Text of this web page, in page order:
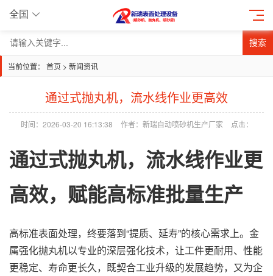
全国
搜索
当前位置： 首页 > 新闻资讯
通过式抛丸机，流水线作业更高效
时间：2026-03-20 16:13:38 作者：新瑞自动喷砂机生产厂家 点击：
通过式抛丸机，流水线作业更
高效，赋能高标准批量生产
高标准表面处理，终要落到“提质、延寿”的核心需求上。金
属强化抛丸机以专业的深层强化技术，让工件更耐用、性能
更稳定、寿命更长久，既契合工业升级的发展趋势，又为企